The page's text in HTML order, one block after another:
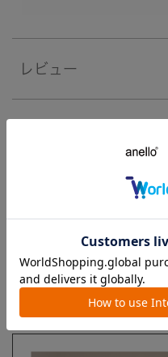
レビュー